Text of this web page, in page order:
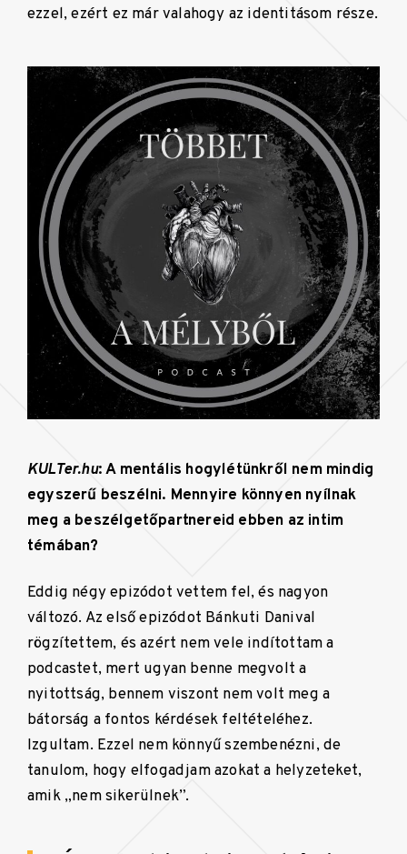
ezzel, ezért ez már valahogy az identitásom része.
KULTer.hu: A mentális hogylétünkről nem mindig
egyszerű beszélni. Mennyire könnyen nyílnak
meg a beszélgetőpartnereid ebben az intim
témában?
Eddig négy epizódot vettem fel, és nagyon
változó. Az első epizódot Bánkuti Danival
rögzítettem, és azért nem vele indítottam a
podcastet, mert ugyan benne megvolt a
nyitottság, bennem viszont nem volt meg a
bátorság a fontos kérdések feltételéhez.
Izgultam. Ezzel nem könnyű szembenézni, de
tanulom, hogy elfogadjam azokat a helyzeteket,
amik „nem sikerülnek”.